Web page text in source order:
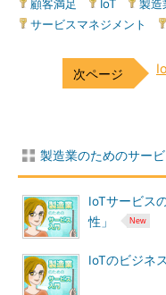
顧客満足 IoT 製造
サービスマネジメント
製造業のためのサー
IoTサービス
性」
IoTのビジネ